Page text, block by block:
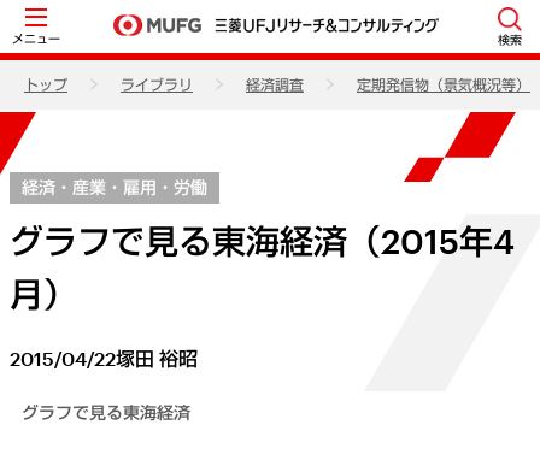
メニュー 検索
トップ ライブラリ 経済調査 定期発信物（景気概況等）
経済・産業・雇用・労働
グラフで見る東海経済（2015年4
月）
2015/04/22塚田 裕昭
グラフで見る東海経済